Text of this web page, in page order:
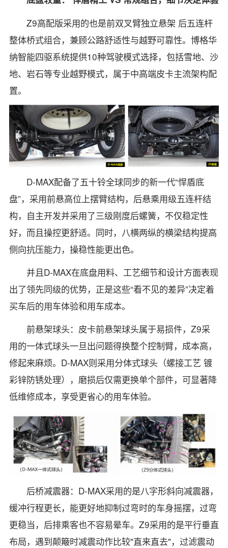
Z9高配版采用的也是前双叉臂独立悬架 后五连杆
整体桥式组合，兼顾公路舒适性与越野可靠性。博格华
纳智能四驱系统提供10种驾驶模式选择，包括雪地、沙
地、岩石等专业越野模式，属于中高端皮卡主流架构配
置。
D-MAX配备了五十铃全球同步的新一代“悍盾底
盘”，采用前悬高位上摆臂结构，后悬乘用级五连杆结
构，自主开发并采用了三级刚度后螺簧，不仅稳定性
好，而且操控更舒适。同时，八横两纵的横梁结构提高
侧向抗压能力，操稳性能更出色。
并且D-MAX在底盘用料、工艺细节和设计方面表现
出了领先同级的优势，正是这些“看不见的差异”决定着
买车后的用车体验和用车成本。
前悬架球头：皮卡前悬架球头属于易损件，Z9采
用的一体式球头一旦出问题得换整个控制臂，成本高，
修起来麻烦。D-MAX则采用分体式球头（螺接工艺 镀
彩锌防锈处理），磨损后仅需更换单个部件，可显著降
低维修成本，享受更省心的用车体验。
后桥减震器：D-MAX采用的是八字形斜向减震器，
缓冲行程更长，能更好地抑制过弯时的车身摇摆，过弯
更稳当，后排乘客也不容易晕车。Z9采用的是平行垂直
布局，遇到颠簸时减震动作比较"直来直去"，过滤震动